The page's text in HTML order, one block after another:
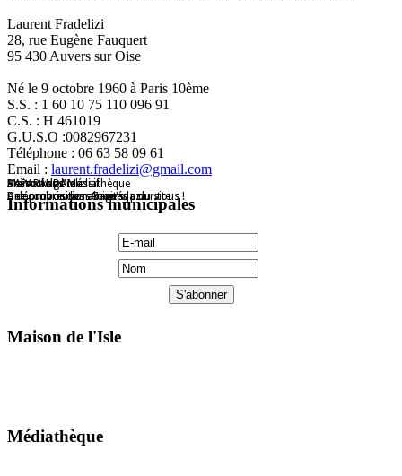
Laurent Fradelizi
28, rue Eugène Fauquert
95 430 Auvers sur Oise
Né le 9 octobre 1960 à Paris 10ème
S.S. : 1 60 10 75 110 096 91
C.S. : H 461019
G.U.S.O :0082967231
Téléphone : 06 63 58 09 61
Email : laurent.fradelizi@gmail.com
Maison de l'Isle
De nombreuses activités pour tous !
Destockage Massif
Une proposition Grap's
Animations médiathèque
A découvrir dans l'agenda du site
HAPARANDA
Une proposition Auvers Jazz
Informations municipales
Maison de l'Isle
Médiathèque